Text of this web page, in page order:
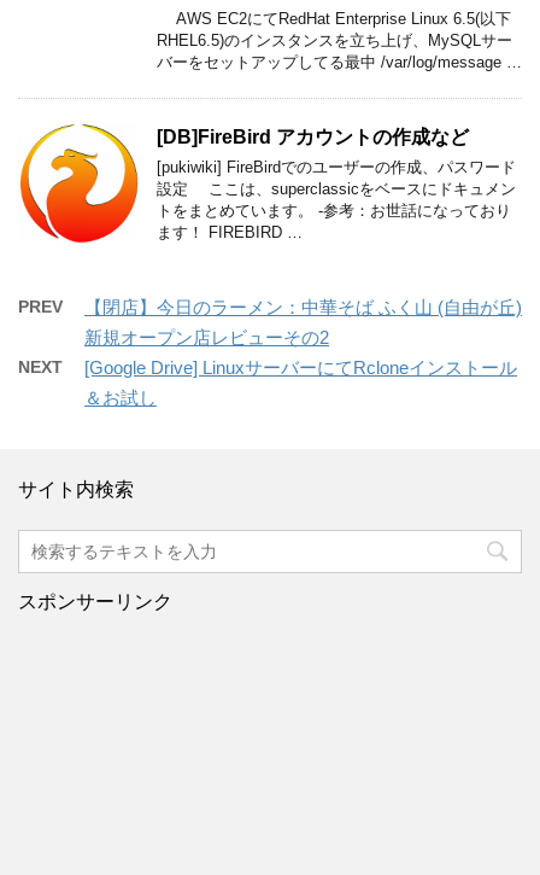
AWS EC2にてRedHat Enterprise Linux 6.5(以下
RHEL6.5)のインスタンスを立ち上げ、MySQLサー
バーをセットアップしてる最中 /var/log/message …
[DB]FireBird アカウントの作成など
[pukiwiki] FireBirdでのユーザーの作成、パスワード
設定 ここは、superclassicをベースにドキュメン
トをまとめています。 -参考：お世話になっており
ます！ FIREBIRD …
PREV
【閉店】今日のラーメン：中華そば ふく山 (自由が丘)
新規オープン店レビューその2
NEXT
[Google Drive] LinuxサーバーにてRcloneインストール
＆お試し
サイト内検索
スポンサーリンク